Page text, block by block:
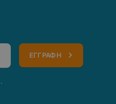
ΕΓΓΡΑΦΗ
.